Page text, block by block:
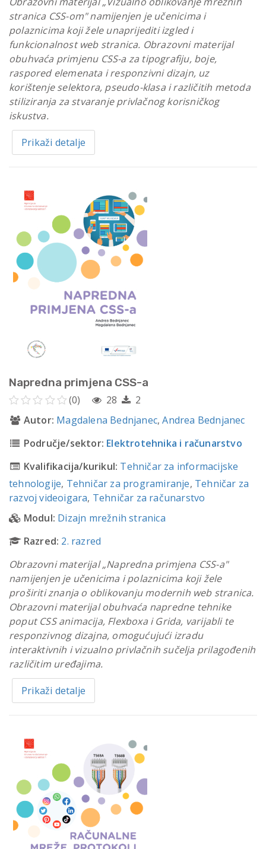
stranica CSS-om" namijenjen je učenicima i
polaznicima koji žele unaprijediti izgled i
funkcionalnost web stranica. Obrazovni materijal
obuhvaća primjenu CSS-a za tipografiju, boje,
raspored elemenata i responzivni dizajn, uz
korištenje selektora, pseudo-klasa i različitih metoda
stiliziranja za stvaranje privlačnog korisničkog
iskustva.
Prikaži detalje
Napredna primjena CSS-a
(0) 28
2
Autor: Magdalena Bednjanec,Andrea Bednjanec
Područje/sektor: Elektrotehnika i računarstvo
Kvalifikacija/kurikul: Tehničar za informacijske
tehnologije, Tehničar za programiranje, Tehničar za
razvoj videoigara, Tehničar za računarstvo
Modul: Dizajn mrežnih stranica
Razred: 2. razred
Obrazovni materijal „Napredna primjena CSS-a"
namijenjen je učenicima i polaznicima koji žele
proširiti znanja o oblikovanju modernih web stranica.
Obrazovni materijal obuhvaća napredne tehnike
poput CSS animacija, Flexboxa i Grida, varijabli te
responzivnog dizajna, omogućujući izradu
interaktivnih i vizualno privlačnih sučelja prilagođenih
različitim uređajima.
Prikaži detalje